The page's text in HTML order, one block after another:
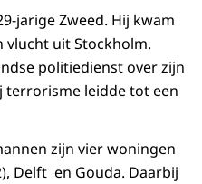
jarige Zweed. Hij kwam
vlucht uit Stockholm.
politiedienst over zijn
leidde tot een
zijn vier woningen
Delft en Gouda. Daarbij